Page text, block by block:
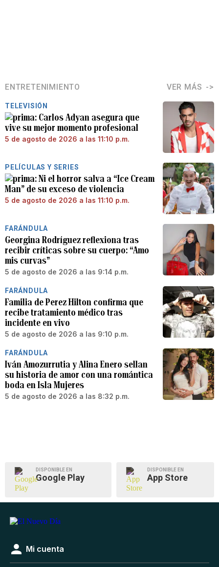
ENTRETENIMIENTO VER MÁS
TELEVISIÓN
Carlos Adyan asegura que
vive su mejor momento profesional
5 de agosto de 2026 a las 11:10 p.m.
PELÍCULAS Y SERIES
Ni el horror salva a “Ice Cream
Man” de su exceso de violencia
5 de agosto de 2026 a las 11:10 p.m.
FARÁNDULA
Georgina Rodríguez reflexiona tras
recibir críticas sobre su cuerpo: “Amo
mis curvas”
5 de agosto de 2026 a las 9:14 p.m.
FARÁNDULA
Familia de Perez Hilton confirma que
recibe tratamiento médico tras
incidente en vivo
5 de agosto de 2026 a las 9:10 p.m.
FARÁNDULA
Iván Amozurrutia y Alina Enero sellan
su historia de amor con una romántica
boda en Isla Mujeres
5 de agosto de 2026 a las 8:32 p.m.
DISPONIBLE EN
Google Play
DISPONIBLE EN
App Store
Mi cuenta